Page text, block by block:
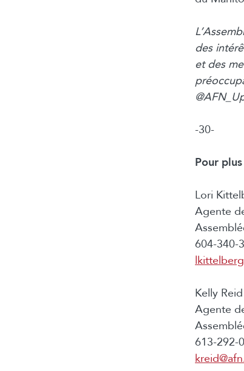
des
et des
-30-
Pour
Lori
Agente
604-340-
Kelly Reid
Agente
613-292-